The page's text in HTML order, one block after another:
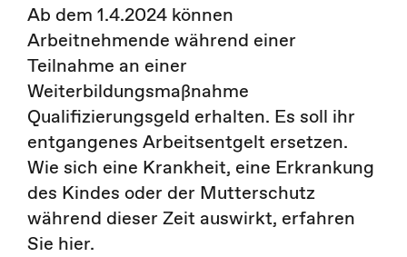
Ab dem 1.4.2024 können
Arbeitnehmende während einer
Teilnahme an einer
Weiterbildungsmaßnahme
Qualifizierungsgeld erhalten. Es soll ihr
entgangenes Arbeitsentgelt ersetzen.
Wie sich eine Krankheit, eine Erkrankung
des Kindes oder der Mutterschutz
während dieser Zeit auswirkt, erfahren
Sie hier.